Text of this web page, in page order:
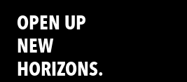
OPEN UP
NEW
HORIZONS.